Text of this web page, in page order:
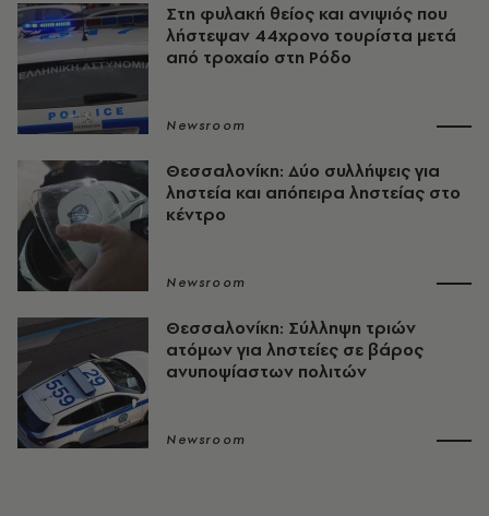
Στη φυλακή θείος και ανιψιός που
λήστεψαν 44χρονο τουρίστα μετά
από τροχαίο στη Ρόδο
Newsroom
Θεσσαλονίκη: Δύο συλλήψεις για
ληστεία και απόπειρα ληστείας στο
κέντρο
Newsroom
Θεσσαλονίκη: Σύλληψη τριών
ατόμων για ληστείες σε βάρος
ανυποψίαστων πολιτών
Newsroom